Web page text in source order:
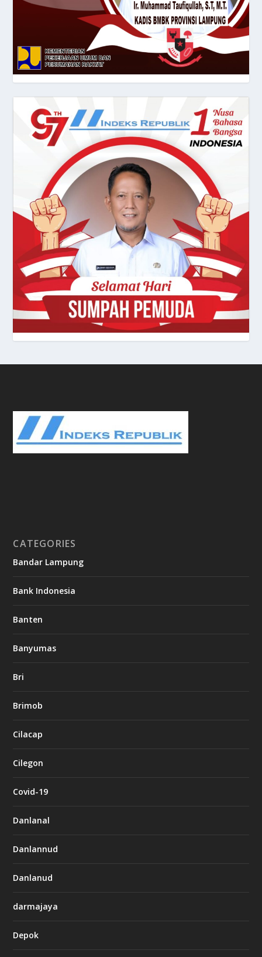
CATEGORIES
Bandar Lampung
Bank Indonesia
Banten
Banyumas
Bri
Brimob
Cilacap
Cilegon
Covid-19
Danlanal
Danlannud
Danlanud
darmajaya
Depok